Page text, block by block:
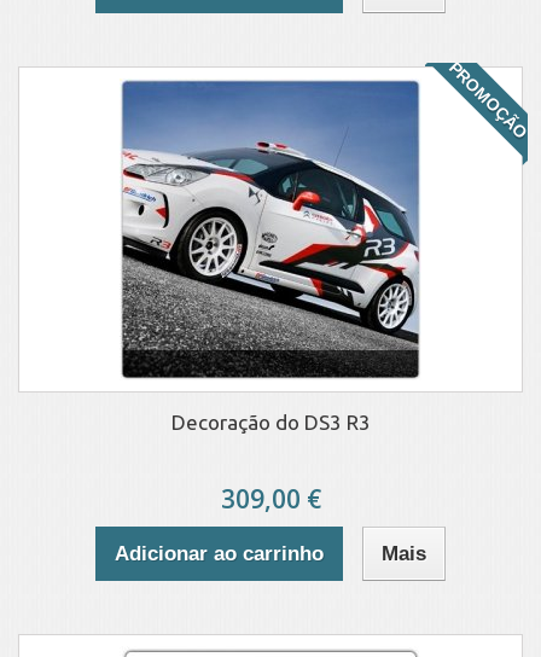
PROMOÇÃO
Decoração do DS3 R3
309,00 €
Adicionar ao carrinho Mais